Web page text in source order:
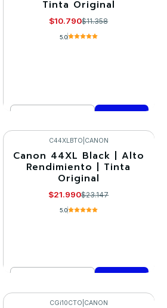
Tinta Original
$10.790$11.358
5.0
Comprar ahora
-5%
C44XLBTO CANON
Canon 44XL Black | Alto
Rendimiento | Tinta
Original
$21.990$23.147
5.0
Comprar ahora
CGi10CTO CANON